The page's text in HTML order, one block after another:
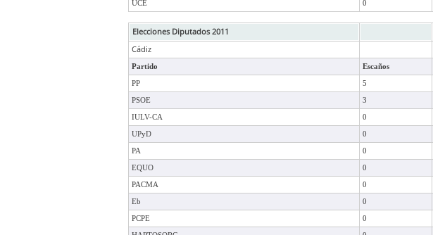
UCE 0
Elecciones Diputados 2011
Cádiz
Partido Escaños
PP 5
PSOE 3
IULV-CA 0
UPyD 0
PA 0
EQUO 0
PACMA 0
Eb 0
PCPE 0